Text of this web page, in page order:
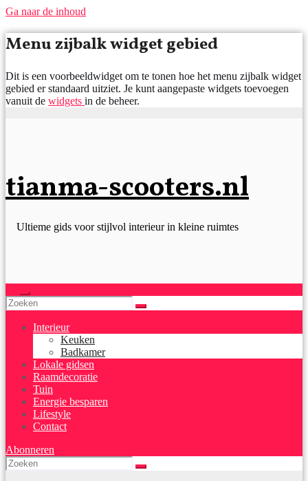
Ga naar de inhoud
Menu zijbalk widget gebied
Dit is een voorbeeldwidget om te tonen hoe het menu zijbalk widget
gebied er standaard uitziet. Je kunt aangepaste widgets toevoegen
vanuit de widgets in de beheer.
tianma-scooters.nl
Ultieme gids voor stijlvol interieur in kleine ruimtes
Interieur
Keuken
Badkamer
Lokale gidsen
Raamdecoratie
Tuin
Energie besparen
Lifestyle
Contact
Abonneren